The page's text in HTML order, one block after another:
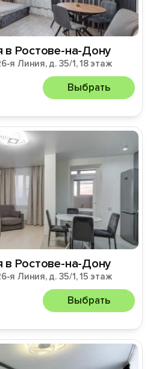
в Ростове-на-Дону
я Линия, д. 35/1, 18 этаж
Выбрать
в Ростове-на-Дону
я Линия, д. 35/1, 15 этаж
Выбрать